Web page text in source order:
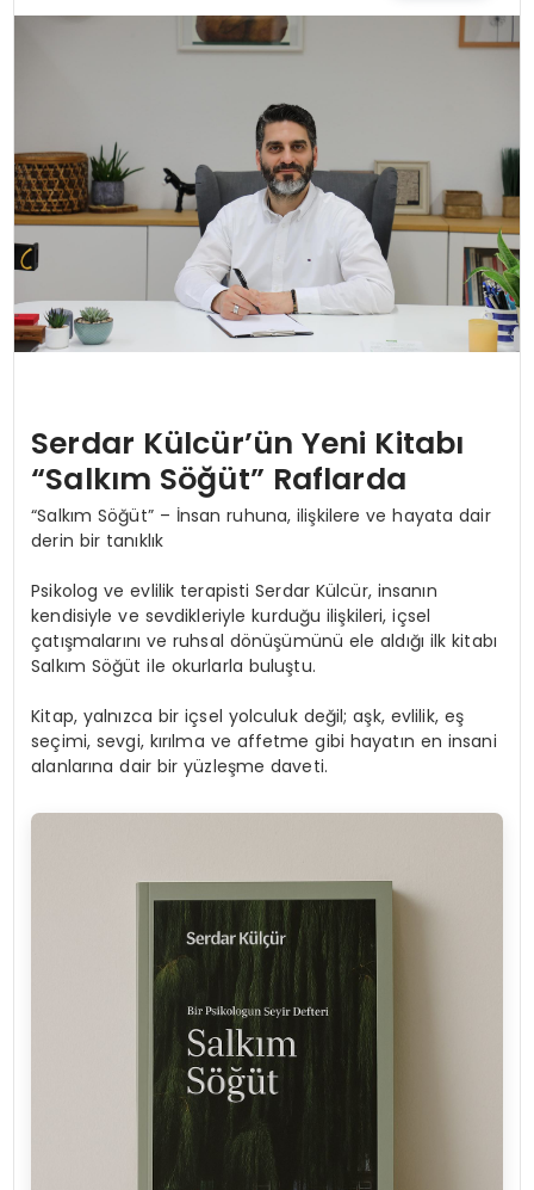
EĞITIM
SPOR
YAŞAM
Serdar Külcür’ün Yeni Kitabı
“Salkım Söğüt” Raflarda
“Salkım Söğüt” – İnsan ruhuna, ilişkilere ve hayata dair
derin bir tanıklık
Psikolog ve evlilik terapisti Serdar Külcür, insanın
kendisiyle ve sevdikleriyle kurduğu ilişkileri, içsel
çatışmalarını ve ruhsal dönüşümünü ele aldığı ilk kitabı
Salkım Söğüt ile okurlarla buluştu.
Kitap, yalnızca bir içsel yolculuk değil; aşk, evlilik, eş
seçimi, sevgi, kırılma ve affetme gibi hayatın en insani
alanlarına dair bir yüzleşme daveti.